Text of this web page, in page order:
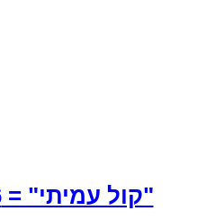
"קול עמיתי" = 666 בגימטריה